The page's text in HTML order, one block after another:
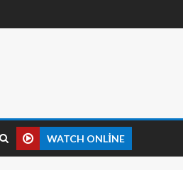
WATCH ONLINE